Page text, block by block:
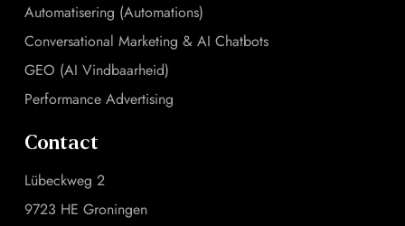
Automatisering (Automations)
Conversational Marketing & AI Chatbots
GEO (AI Vindbaarheid)
Performance Advertising
Contact
Lübeckweg 2
9723 HE Groningen